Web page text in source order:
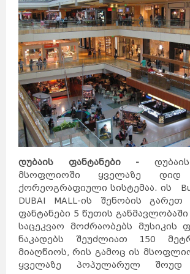
ალექსანდრია
ამარნა
ლატვია
ანტიოპოლისი
ლიეტუვა
მალტა
ბარსელონა
ბილბაო
გრანადა
ვალენსია
კადისი
ტალინი
ნარვა
პიარნუ
კეილა
სტამბოლი
ანკარა
კინგსტონი
ტოკიო
ნაგანო
ნარა
კობე
ბირმინგემი
იორკი
მადრიდი
მაროკო
მექსიკა
ნეპალი
ნიდერლანდები
ნორვეგია
რუმინეთი
მუმბაი
აგრა
ამრიცარი
კლაიპედა
შიაულიაი
დეპნასარი
ჯაკარტა
რუსეთი
მედანი
ბოლტონი
ამანი
საბერძნეთი
ლიეპაია
ირბიდი
ბორნმუთი
ვალმიერა
თეირანი
ვადი
ას-
დუბაის ფანტანები -
მსოფლიოში ყველაზე დიდ
ქორეოგრაფიული სისტემაა. ის
DUBAI MALL-ის შენობის გარეთ
ფანტანები 5 წუთის
საცეკვაო მოძრაობებს მუსიკის
ნაკადებს შეუძლიათ 150
მიაღწიოს, რის გამოც ის
ყველაზე პოპულარულ